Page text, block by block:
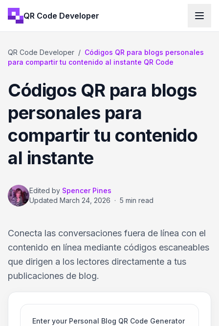
QR Code Developer
QR Code Developer / Códigos QR para blogs personales
para compartir tu contenido al instante QR Code
Códigos QR para blogs
personales para
compartir tu contenido
al instante
Edited by Spencer Pines
Updated March 24, 2026 · 5 min read
Conecta las conversaciones fuera de línea con el
contenido en línea mediante códigos escaneables
que dirigen a los lectores directamente a tus
publicaciones de blog.
Enter your Personal Blog QR Code Generator